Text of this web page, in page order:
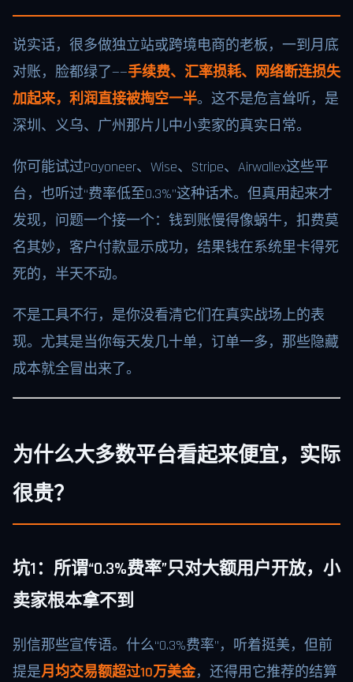
说实话，很多做独立站或跨境电商的老板，一到月底
对账，脸都绿了——手续费、汇率损耗、网络断连损失
加起来，利润直接被掏空一半。这不是危言耸听，是
深圳、义乌、广州那片儿中小卖家的真实日常。
你可能试过Payoneer、Wise、Stripe、Airwallex这些平
台，也听过“费率低至0.3%”这种话术。但真用起来才
发现，问题一个接一个：钱到账慢得像蜗牛，扣费莫
名其妙，客户付款显示成功，结果钱在系统里卡得死
死的，半天不动。
不是工具不行，是你没看清它们在真实战场上的表
现。尤其是当你每天发几十单，订单一多，那些隐藏
成本就全冒出来了。
为什么大多数平台看起来便宜，实际
很贵？
坑1：所谓“0.3%费率”只对大额用户开放，小
卖家根本拿不到
别信那些宣传语。什么“0.3%费率”，听着挺美，但前
提是月均交易额超过10万美金，还得用它推荐的结算